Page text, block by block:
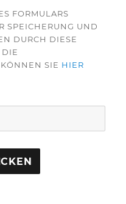
FORMULARS
SPEICHERUNG UND
DURCH DIESE
KÖNNEN SIE HIER